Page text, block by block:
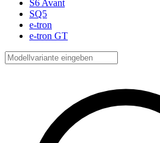
S6 Avant
SQ5
e-tron
e-tron GT